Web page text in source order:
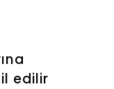
edilir